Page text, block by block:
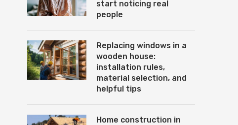
start noticing real
people
Replacing windows in a
wooden house:
installation rules,
material selection, and
helpful tips
Home construction in